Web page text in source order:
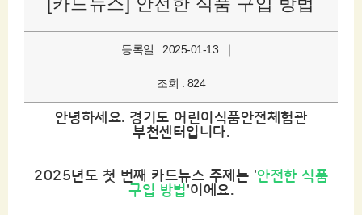
등록일 : 2025-01-13 ｜
조회 : 824
안녕하세요. 경기도 어린이식품안전체험관
부천센터입니다.
2025년도 첫 번째 카드뉴스 주제는 '안전한 식품
구입 방법'이에요.